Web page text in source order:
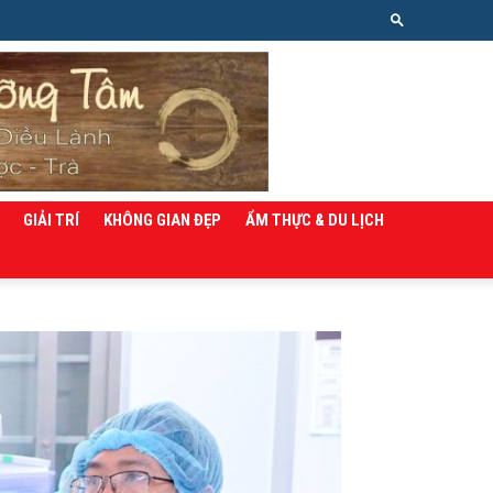
GIẢI TRÍ KHÔNG GIAN ĐẸP ẨM THỰC & DU LỊCH